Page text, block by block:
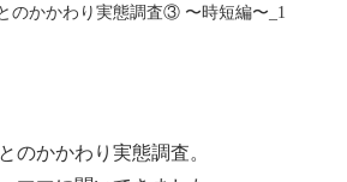
のかかわり実態調査。